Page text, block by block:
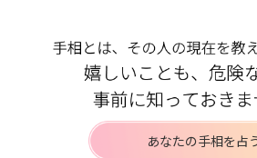
あなたの手相を占